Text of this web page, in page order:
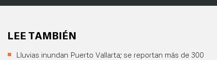
LEE TAMBIÉN
Lluvias inundan Puerto Vallarta; se reportan más de 300